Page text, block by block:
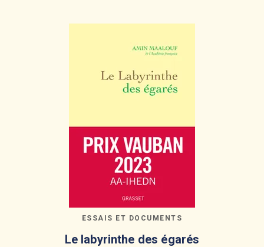
ESSAIS ET DOCUMENTS
Le labyrinthe des égarés